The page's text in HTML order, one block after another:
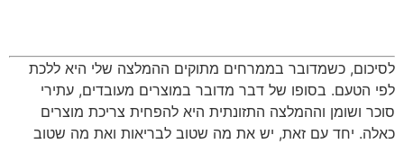
לסיכום, כשמדובר בממרחים מתוקים ההמלצה שלי היא ללכת
לפי הטעם. בסופו של דבר מדובר במוצרים מעובדים, עתירי
סוכר ושומן וההמלצה התזונתית היא להפחית צריכת מוצרים
כאלה. יחד עם זאת, יש את מה שטוב לבריאות ואת מה שטוב